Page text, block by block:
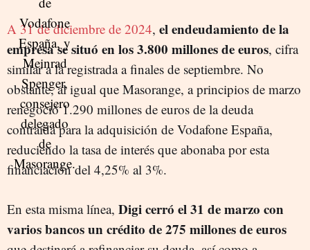
A 31 de diciembre de 2024, el endeudamiento de la
empresase situó en los 3.800 millones de euros, cifra
similar a la registrada a finales de septiembre. No
obstante, al igual que Masorange, a principios de marzo
renegoció 1.290 millones de euros de la deuda
contraída para la adquisición de Vodafone España,
reduciendo la tasa de interés que abonaba por esta
financiación del 4,25% al 3%.
En esta misma línea, Digi cerró el 31 de marzo con
varios bancos un crédito de 275 millones de euros